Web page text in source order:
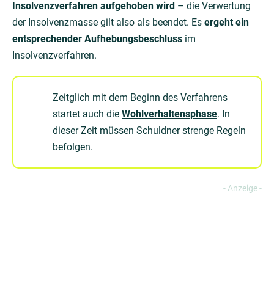
Insolvenzverfahren aufgehoben wird – die Verwertung
der Insolvenzmasse gilt also als beendet. Es ergeht ein
entsprechender Aufhebungsbeschluss im
Insolvenzverfahren.
Zeitglich mit dem Beginn des Verfahrens
startet auch die Wohlverhaltensphase. In
dieser Zeit müssen Schuldner strenge Regeln
befolgen.